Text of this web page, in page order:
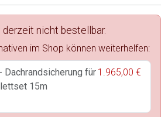
nicht bestellbar.
im Shop können weiterhelfen:
Dachrandsicherung für
15m
1.965,00 €